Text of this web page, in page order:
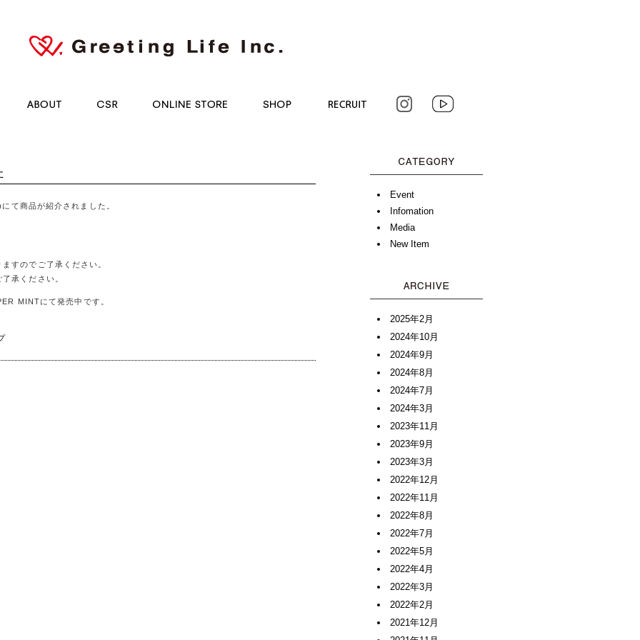
て商品が紹介されました。
すのでご了承ください。
承ください。
MINTにて発売中です。
Event
Infomation
Media
New Item
2025年2月
2024年10月
2024年9月
2024年8月
2024年7月
2024年3月
2023年11月
2023年9月
2023年3月
2022年12月
2022年11月
2022年8月
2022年7月
2022年5月
2022年4月
2022年3月
2022年2月
2021年12月